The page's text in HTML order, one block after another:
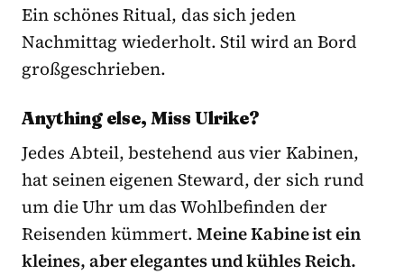
Ein schönes Ritual, das sich jeden
Nachmittag wiederholt. Stil wird an Bord
großgeschrieben.
Anything else, Miss Ulrike?
Jedes Abteil, bestehend aus vier Kabinen,
hat seinen eigenen Steward, der sich rund
um die Uhr um das Wohlbefinden der
Reisenden kümmert.Meine Kabine ist ein
kleines, aber elegantes und kühles Reich.